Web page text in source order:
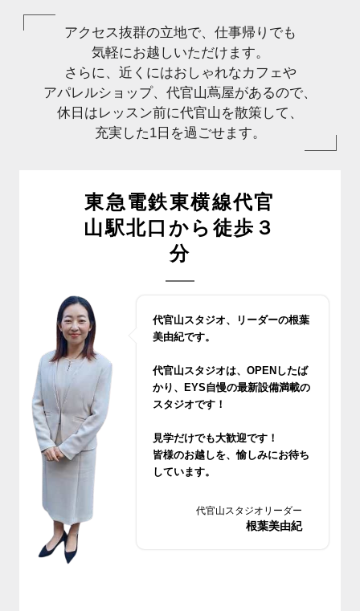
アクセス抜群の立地で、仕事帰りでも
気軽にお越しいただけます。
さらに、近くにはおしゃれなカフェや
アパレルショップ、代官山蔦屋があるので、
休日はレッスン前に代官山を散策して、
充実した1日を過ごせます。
東急電鉄東横線代官
山駅北口から徒歩３
分
代官山スタジオ、リーダーの根葉
美由紀です。
代官山スタジオは、OPENしたば
かり、EYS自慢の最新設備満載の
スタジオです！
見学だけでも大歓迎です！
皆様のお越しを、愉しみにお待ち
しています。
代官山スタジオリーダー
根葉美由紀